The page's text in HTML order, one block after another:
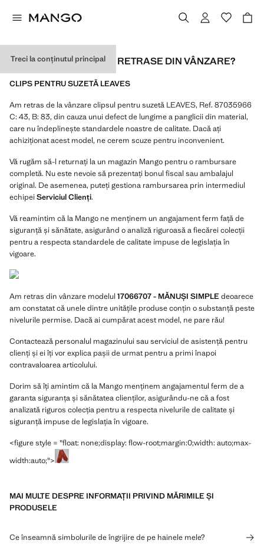
Treci la conținutul principal
CE ARTICOLE AU FOST RETRASE DIN VÂNZARE?
CLIPS PENTRU SUZETĂ LEAVES
Am retras de la vânzare clipsul pentru suzetă LEAVES, Ref. 87035966
C: 43, B: 83, din cauza unui defect de lungime a panglicii din material,
care nu îndeplinește standardele noastre de calitate. Dacă ați
achiziționat acest model, ne cerem scuze pentru inconvenient.
Vă rugăm să-l returnați la un magazin Mango pentru o rambursare
completă. Nu este nevoie să prezentați bonul fiscal sau ambalajul
original. De asemenea, puteți gestiona rambursarea prin intermediul
echipei Serviciul Clienți.
Vă reamintim că la Mango ne menținem un angajament ferm față de
siguranță și sănătate, asigurând o analiză riguroasă a fiecărei colecții
pentru a respecta standardele de calitate impuse de legislația în
vigoare.
Am retras din vânzare modelul 17066707 - MĂNUȘI SIMPLEdeoarece
am constatat că unele dintre unitățile produseconțin o substanță peste
nivelurile permise. Dacă ai cumpărat acest model, ne pare rău!
Contactează personalul magazinului sau serviciul de asistență pentru
clienți și ei îți vor explica pașii de urmat pentru a primi înapoi
contravaloarea articolului.
Dorim să îți amintim că la Mango menținem angajamentul ferm de a
garanta siguranța și sănătatea clienților, asigurându-ne că a fost
analizată riguros colecția pentru a respecta nivelurile de calitate și
siguranță impuse de legislația în vigoare.
<figure style = "float: none;display: flow-root;margin:0;width: auto;max-
width:auto;">
MAI MULTE DESPRE INFORMAȚII PRIVIND MĂRIMILE ȘI
PRODUSELE
Ce înseamnă simbolurile de îngrijire de pe hainele mele?